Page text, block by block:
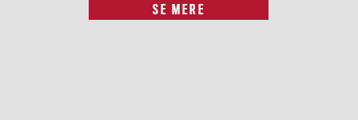
SE MERE